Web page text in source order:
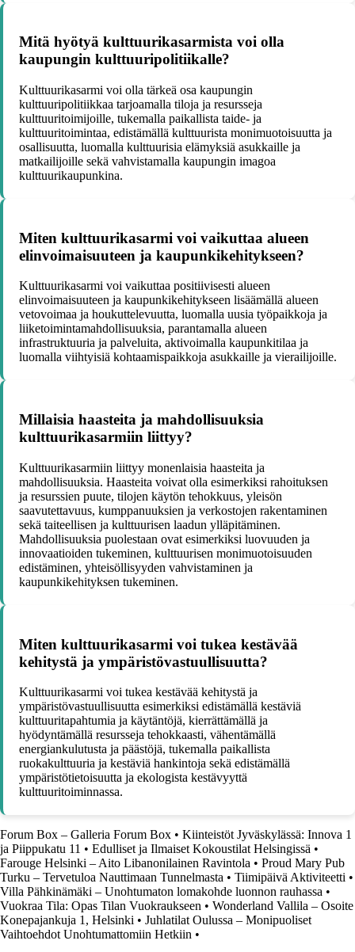
Mitä hyötyä kulttuurikasarmista voi olla
kaupungin kulttuuripolitiikalle?
Kulttuurikasarmi voi olla tärkeä osa kaupungin
kulttuuripolitiikkaa tarjoamalla tiloja ja resursseja
kulttuuritoimijoille, tukemalla paikallista taide- ja
kulttuuritoimintaa, edistämällä kulttuurista monimuotoisuutta ja
osallisuutta, luomalla kulttuurisia elämyksiä asukkaille ja
matkailijoille sekä vahvistamalla kaupungin imagoa
kulttuurikaupunkina.
Miten kulttuurikasarmi voi vaikuttaa alueen
elinvoimaisuuteen ja kaupunkikehitykseen?
Kulttuurikasarmi voi vaikuttaa positiivisesti alueen
elinvoimaisuuteen ja kaupunkikehitykseen lisäämällä alueen
vetovoimaa ja houkuttelevuutta, luomalla uusia työpaikkoja ja
liiketoimintamahdollisuuksia, parantamalla alueen
infrastruktuuria ja palveluita, aktivoimalla kaupunkitilaa ja
luomalla viihtyisiä kohtaamispaikkoja asukkaille ja vierailijoille.
Millaisia haasteita ja mahdollisuuksia
kulttuurikasarmiin liittyy?
Kulttuurikasarmiin liittyy monenlaisia haasteita ja
mahdollisuuksia. Haasteita voivat olla esimerkiksi rahoituksen
ja resurssien puute, tilojen käytön tehokkuus, yleisön
saavutettavuus, kumppanuuksien ja verkostojen rakentaminen
sekä taiteellisen ja kulttuurisen laadun ylläpitäminen.
Mahdollisuuksia puolestaan ovat esimerkiksi luovuuden ja
innovaatioiden tukeminen, kulttuurisen monimuotoisuuden
edistäminen, yhteisöllisyyden vahvistaminen ja
kaupunkikehityksen tukeminen.
Miten kulttuurikasarmi voi tukea kestävää
kehitystä ja ympäristövastuullisuutta?
Kulttuurikasarmi voi tukea kestävää kehitystä ja
ympäristövastuullisuutta esimerkiksi edistämällä kestäviä
kulttuuritapahtumia ja käytäntöjä, kierrättämällä ja
hyödyntämällä resursseja tehokkaasti, vähentämällä
energiankulutusta ja päästöjä, tukemalla paikallista
ruokakulttuuria ja kestäviä hankintoja sekä edistämällä
ympäristötietoisuutta ja ekologista kestävyyttä
kulttuuritoiminnassa.
Forum Box – Galleria Forum Box • Kiinteistöt Jyväskylässä: Innova 1
ja Piippukatu 11 • Edulliset ja Ilmaiset Kokoustilat Helsingissä •
Farouge Helsinki – Aito Libanonilainen Ravintola • Proud Mary Pub
Turku – Tervetuloa Nauttimaan Tunnelmasta • Tiimipäivä Aktiviteetti •
Villa Pähkinämäki – Unohtumaton lomakohde luonnon rauhassa •
Vuokraa Tila: Opas Tilan Vuokraukseen • Wonderland Vallila – Osoite
Konepajankuja 1, Helsinki • Juhlatilat Oulussa – Monipuoliset
Vaihtoehdot Unohtumattomiin Hetkiin •